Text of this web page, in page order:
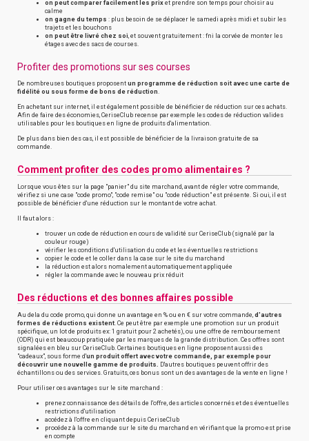
on peut comparer facilement les prix et prendre son temps pour choisir au
calme
on gagne du temps : plus besoin de se déplacer le samedi après midi et subir les
trajets et les bouchons
on peut être livré chez soi , et souvent gratuitement : fni la corvée de monter les
étages avec des sacs de courses.
Profiter des promotions sur ses courses
De nombreuses boutiques proposent un programme de réduction soit avec une carte de
fidélité ou sous forme de bons de réduction
En achetant sur internet, il est également possible de bénéficier de réduction sur ces achats.
Afin de faire des économies, CeriseClub recense par exemple les codes de réduction valides
utilisables pour les boutiques en ligne de produits d'alimentation.
De plus dans bien des cas, il est possible de bénéficier de la livraison gratuite de sa
commande.
Comment profiter des codes promo alimentaires ?
Lorsque vous êtes sur la page "panier" du site marchand, avant de régler votre commande,
vérifiez si une case "code promo", "code remise" ou "code réduction" est présente. Si oui, il est
possible de bénéficier d'une réduction sur le montant de votre achat.
Il faut alors :
trouver un code de réduction en cours de validité sur CeriseClub (signalé par la
couleur rouge)
vérifier les conditions d'utilisation du code et les éventuelles restrictions
copier le code et le coller dans la case sur le site du marchand
la réduction est alors nomalement automatiquement appliquée
régler la commande avec le nouveau prix réduit
Des réductions et des bonnes affaires possible
Au dela du code promo, qui donne un avantage en % ou en € sur votre commande, d'autres
formes de réductions existent . Ce peut être par exemple une promotion sur un produit
spécifique, un lot de produits ex: 1 gratuit pour 2 achetés), ou une offre de remboursement
(ODR) qui est beaucoup pratiquée par les marques de la grande distribution. Ces offres sont
signalées en bleu sur CeriseClub. Certaines boutiques en ligne proposent aussi des
"cadeaux", sous forme d'un produit offert avec votre commande, par exemple pour
découvrir une nouvelle gamme de produits.
D'autres boutiques peuvent offrir des
échantillons ou des services. Gratuits, ces bonus sont un des avantages de la vente en ligne !
Pour utiliser ces avantages sur le site marchand :
prenez connaissance des détails de l'offre, des articles concernés et des éventuelles
restrictions d'utilisation
accédez à l'offre en cliquant depuis CeriseClub
procédez à la commande sur le site du marchand en vérifiant que la promo est prise
en compte